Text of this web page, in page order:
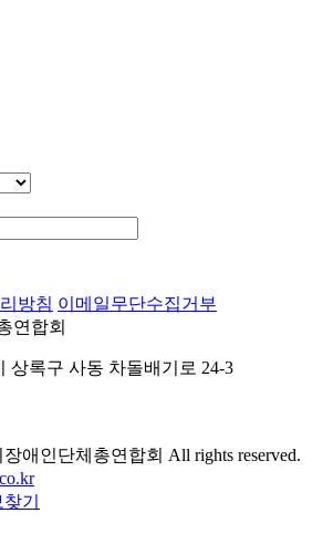
방침 이메일무단수집거부
상록구 사동 차돌배기로 24-3
장애인단체총연합회 All rights reserved.
기